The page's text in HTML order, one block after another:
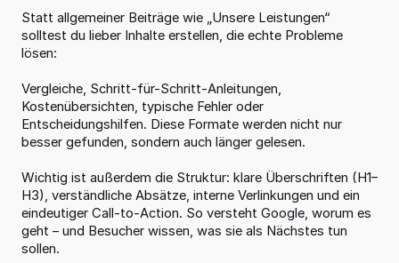
Statt allgemeiner Beiträge wie „Unsere Leistungen“
solltest du lieber Inhalte erstellen, die echte Probleme
lösen:
Vergleiche, Schritt-für-Schritt-Anleitungen,
Kostenübersichten, typische Fehler oder
Entscheidungshilfen. Diese Formate werden nicht nur
besser gefunden, sondern auch länger gelesen.
Wichtig ist außerdem die Struktur: klare Überschriften (H1–
H3), verständliche Absätze, interne Verlinkungen und ein
eindeutiger Call-to-Action. So versteht Google, worum es
geht – und Besucher wissen, was sie als Nächstes tun
sollen.